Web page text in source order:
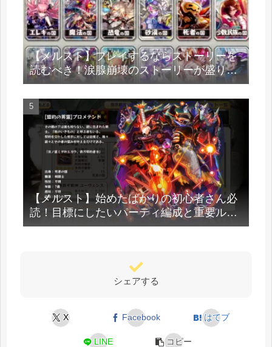
【メルスト】プレイするならストーリーを
読むべき！涙腺崩壊のストーリーが盛りだ
くさん
【メルスト】始めたばかりの初心者さん必
読！目標にしたいパーティ編成と重要ルー
ン強化法
シェアする
X Facebook はてブ
LINE コピー